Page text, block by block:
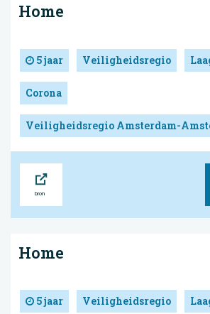
Home
5 jaar Veiligheidsregio
Corona
Veiligheidsregio Amsterdam-
Home
5 jaar Veiligheidsregio